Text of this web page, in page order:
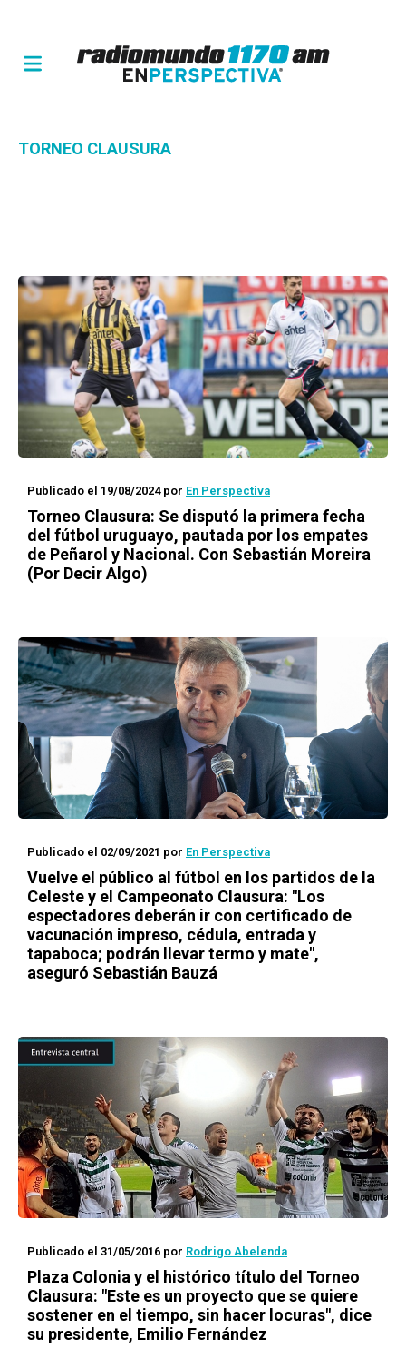
TORNEO CLAUSURA
Publicado el 19/08/2024por En Perspectiva
Torneo Clausura: Se disputó la primera fecha
del fútbol uruguayo, pautada por los empates
de Peñarol y Nacional. Con Sebastián Moreira
(Por Decir Algo)
Publicado el 02/09/2021 por En Perspectiva
Vuelve el público al fútbol en los partidos de la
Celeste y el Campeonato Clausura: "Los
espectadores deberán ir con certificado de
vacunación impreso, cédula, entrada y
tapaboca; podrán llevar termo y mate",
aseguró Sebastián Bauzá
Publicado el 31/05/2016 por Rodrigo Abelenda
Plaza Colonia y el histórico título del Torneo
Clausura: "Este es un proyecto que se quiere
sostener en el tiempo, sin hacer locuras", dice
su presidente, Emilio Fernández